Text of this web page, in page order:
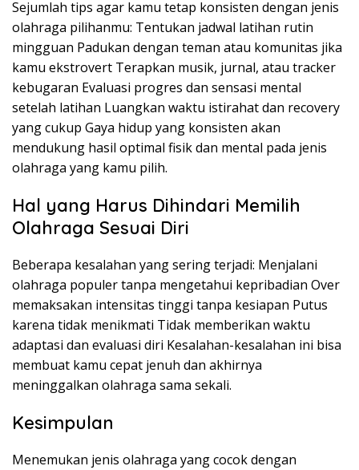
Sejumlah tips agar kamu tetap konsisten dengan jenis
olahraga pilihanmu: Tentukan jadwal latihan rutin
mingguan Padukan dengan teman atau komunitas jika
kamu ekstrovert Terapkan musik, jurnal, atau tracker
kebugaran Evaluasi progres dan sensasi mental
setelah latihan Luangkan waktu istirahat dan recovery
yang cukup Gaya hidup yang konsisten akan
mendukung hasil optimal fisik dan mental pada jenis
olahraga yang kamu pilih.
Hal yang Harus Dihindari Memilih
Olahraga Sesuai Diri
Beberapa kesalahan yang sering terjadi: Menjalani
olahraga populer tanpa mengetahui kepribadian Over
memaksakan intensitas tinggi tanpa kesiapan Putus
karena tidak menikmati Tidak memberikan waktu
adaptasi dan evaluasi diri Kesalahan-kesalahan ini bisa
membuat kamu cepat jenuh dan akhirnya
meninggalkan olahraga sama sekali.
Kesimpulan
Menemukan jenis olahraga yang cocok dengan